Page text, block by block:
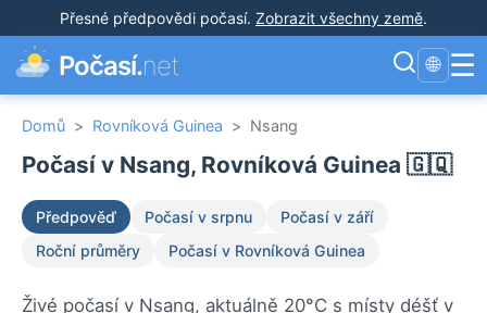
Přesné předpovědi počasí. Zobrazit všechny země.
Počasí.net 🌐 ☰
Domů > Rovníková Guinea > Nsang
Počasí v Nsang, Rovníková Guinea 🇬🇶
Předpověď Počasí v srpnu
Počasí v září
Roční průměry
Počasí v Rovníková Guinea
Živé počasí v Nsang, aktuálně 20°C s místy déšť v